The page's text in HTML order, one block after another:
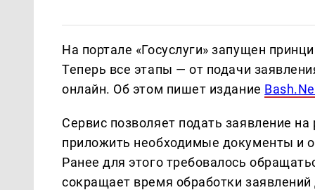
На портале «Госуслуги» запущен
Теперь все этапы — от подачи
онлайн. Об этом пишет издание
Сервис позволяет подать заявление
приложить необходимые документы и
Ранее для этого требовалось
сокращает время обработки